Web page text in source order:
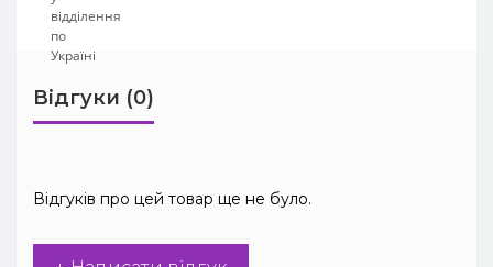
Відгуки (0)
Відгуків про цей товар ще не було.